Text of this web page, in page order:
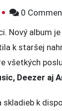
0
Nový album
k staršej
všetkých
Deezer aj
k